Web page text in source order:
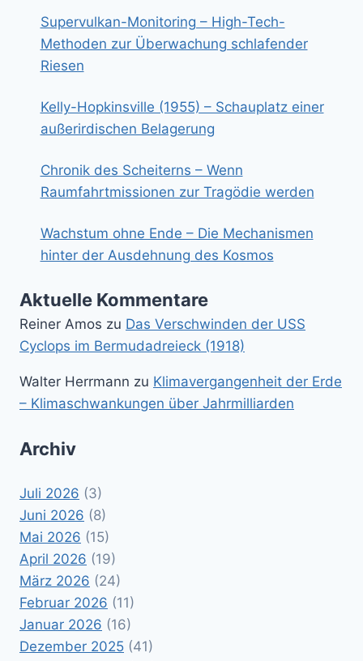
Supervulkan-Monitoring – High-Tech-
Methoden zur Überwachung schlafender
Riesen
Kelly-Hopkinsville (1955) – Schauplatz einer
außerirdischen Belagerung
Chronik des Scheiterns – Wenn
Raumfahrtmissionen zur Tragödie werden
Wachstum ohne Ende – Die Mechanismen
hinter der Ausdehnung des Kosmos
Aktuelle Kommentare
Reiner Amos zu Das Verschwinden der USS
Cyclops im Bermudadreieck (1918)
Walter Herrmann zu Klimavergangenheit der Erde
– Klimaschwankungen über Jahrmilliarden
Archiv
Juli 2026 (3)
Juni 2026 (8)
Mai 2026 (15)
April 2026 (19)
März 2026 (24)
Februar 2026 (11)
Januar 2026 (16)
Dezember 2025 (41)